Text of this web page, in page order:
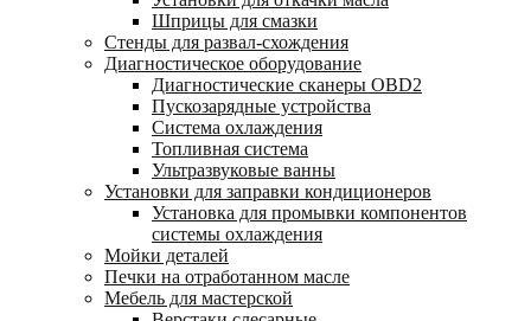
Шприцы для смазки
Стенды для развал-схождения
Диагностическое оборудование
Диагностические сканеры OBD2
Пускозарядные устройства
Система охлаждения
Топливная система
Ультразвуковые ванны
Установки для заправки кондиционеров
Установка для промывки компонентов
системы охлаждения
Мойки деталей
Печки на отработанном масле
Мебель для мастерской